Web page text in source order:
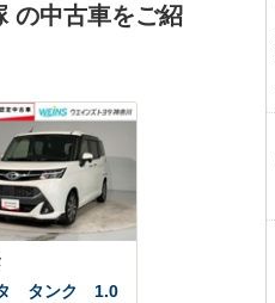
の中古車をご紹
タ タンク 1.0